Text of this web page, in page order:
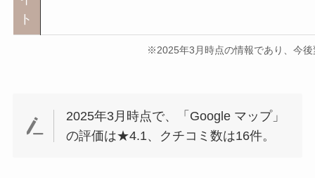
ト
※2025年3月時点の情報であり、今
2025年3月時点で、「Google マップ」
の評価は★4.1、クチコミ数は16件。